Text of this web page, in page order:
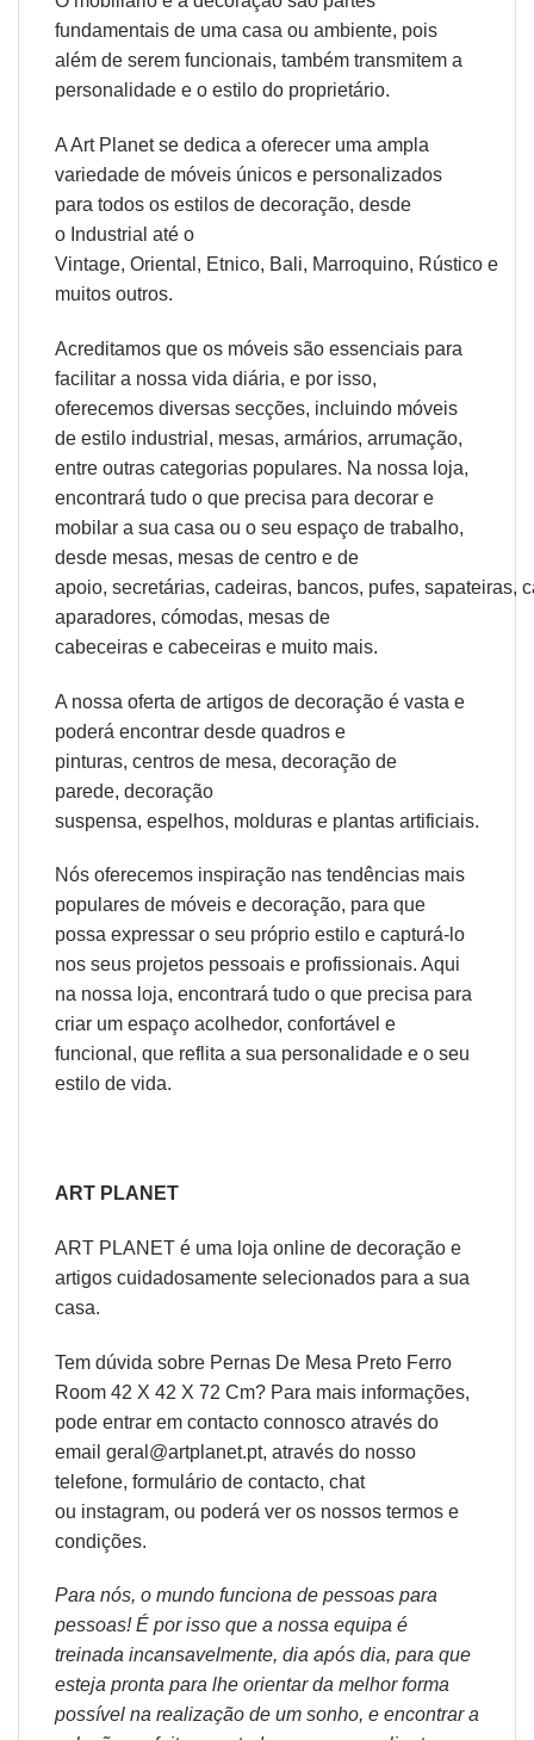
fundamentais de uma casa ou ambiente, pois
além de serem funcionais, também transmitem a
personalidade e o estilo do proprietário.
A Art Planet se dedica a oferecer uma ampla
variedade de móveis únicos e personalizados
para todos os estilos de decoração, desde
o Industrial até o
Vintage, Oriental , Etnico, Bali, Marroquino, Rústico e
muitos outros.
Acreditamos que os móveis são essenciais para
facilitar a nossa vida diária, e por isso,
oferecemos diversas secções, incluindo móveis
de estilo industrial, mesas, armários, arrumação,
entre outras categorias populares. Na nossa loja,
encontrará tudo o que precisa para decorar e
mobilar a sua casa ou o seu espaço de trabalho,
desde mesas, mesas de centro e de
apoio, secretárias, cadeiras, bancos, pufes, sapateiras,
aparadores, cómodas, mesas de
cabeceiras e cabeceiras e muito mais.
A nossa oferta de artigos de decoração é vasta e
poderá encontrar desde quadros e
pinturas, centros de mesa, decoração de
parede, decoração
suspensa, espelhos, molduras e plantas artificiais.
Nós oferecemos inspiração nas tendências mais
populares de móveis e decoração, para que
possa expressar o seu próprio estilo e capturá-lo
nos seus projetos pessoais e profissionais. Aqui
na nossa loja, encontrará tudo o que precisa para
criar um espaço acolhedor, confortável e
funcional, que reflita a sua personalidade e o seu
estilo de vida.
ART PLANET
ART PLANET é uma loja online de decoração e
artigos cuidadosamente selecionados para a sua
casa.
Tem dúvida sobre Pernas De Mesa Preto Ferro
Room 42 X 42 X 72 Cm? Para mais informações,
pode entrar em contacto connosco através do
email geral@artplanet.pt, através do nosso
telefone, formulário de contacto, chat
ou instagram, ou poderá ver os nossos termos e
condições.
Para nós, o mundo funciona de pessoas para
pessoas! É por isso que a nossa equipa é
treinada incansavelmente, dia após dia, para que
esteja pronta para lhe orientar da melhor forma
possível na realização de um sonho, e encontrar a